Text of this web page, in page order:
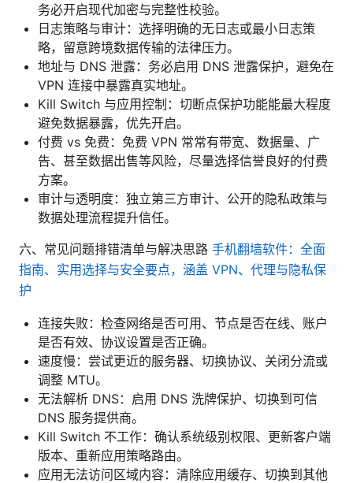
务必开启现代加密与完整性校验。
日志策略与审计：选择明确的无日志或最小日志策
略，留意跨境数据传输的法律压力。
地址与 DNS 泄露：务必启用 DNS 泄露保护，避免在
VPN 连接中暴露真实地址。
Kill Switch 与应用控制：切断点保护功能能最大程度
避免数据暴露，优先开启。
付费 vs 免费：免费 VPN 常常有带宽、数据量、广
告、甚至数据出售等风险，尽量选择信誉良好的付费
方案。
审计与透明度：独立第三方审计、公开的隐私政策与
数据处理流程提升信任。
六、常见问题排错清单与解决思路 手机翻墙软件：全面
指南、实用选择与安全要点，涵盖 VPN、代理与隐私保
护
连接失败：检查网络是否可用、节点是否在线、账户
是否有效、协议设置是否正确。
速度慢：尝试更近的服务器、切换协议、关闭分流或
调整 MTU。
无法解析 DNS：启用 DNS 洗牌保护、切换到可信
DNS 服务提供商。
Kill Switch 不工作：确认系统级别权限、更新客户端
版本、重新应用策略路由。
应用无法访问区域内容：清除应用缓存、切换到其他